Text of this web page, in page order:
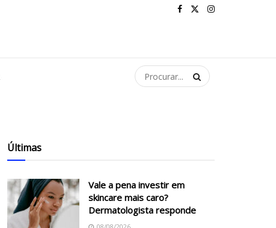
Últimas
Vale a pena investir em
skincare mais caro?
Dermatologista responde